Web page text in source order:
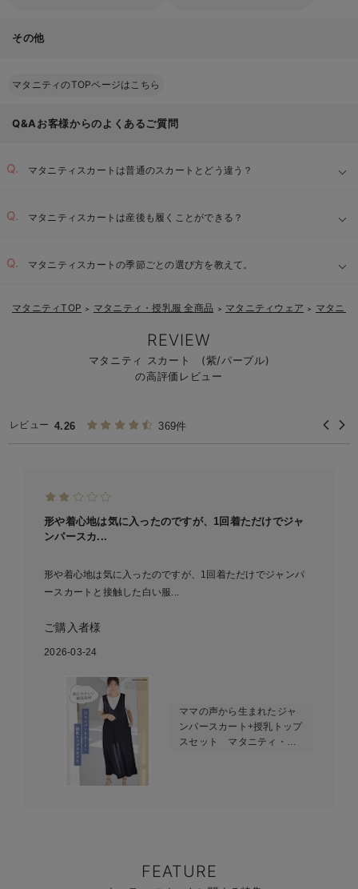
その他
マタニティのTOPページはこちら
Q&Aお客様からのよくあるご質問
マタニティスカートは普通のスカートとどう違う？
マタニティスカートは産後も履くことができる？
マタニティスカートの季節ごとの選び方を教えて。
マタニティTOP ＞ マタニティ・授乳服 全商品 ＞ マタニティウェア ＞ マタニテ
REVIEW
マタニティ スカート (紫/パープル)
の高評価レビュー
レビュー 4.26 369件
形や着心地は気に入ったのですが、1回着ただけでジャ
ンパースカ...
形や着心地は気に入ったのですが、1回着ただけでジャンパ
ースカートと接触した白い服...
ご購入者様
2026-03-24
ママの声から生まれたジャ
ンパースカート+授乳トップ
スセット マタニティ・授
FEATURE